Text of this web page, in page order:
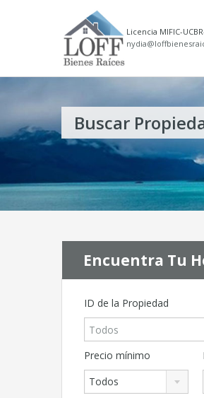
Licencia MIFIC-
Buscar
Encuentra Tu
ID de la Propiedad
Precio mínimo
Todos